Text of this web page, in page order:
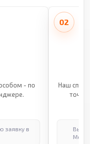
- по
заявку в
02
Наш